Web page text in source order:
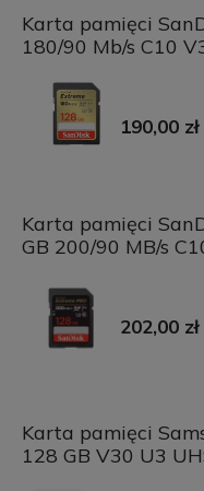
Karta pamięci
180/90 Mb/s C10
190,00 zł
Karta pamięci
GB 200/90 MB/s
202,00 zł
Karta pamięci
128 GB V30 U3